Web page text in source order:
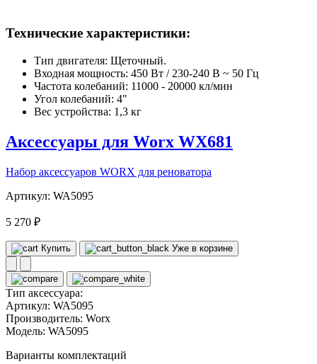
Технические характеристики:
Тип двигателя: Щеточный.
Входная мощность: 450 Вт / 230-240 В ~ 50 Гц
Частота колебаний: 11000 - 20000 кл/мин
Угол колебаний: 4"
Вес устройства: 1,3 кг
Аксессуары для Worx WX681
Набор аксессуаров WORX для реноватора
Артикул: WA5095
5 270 ₽
Купить Уже в корзине
Тип аксессуара:
Артикул: WA5095
Производитель: Worx
Модель: WA5095
Варианты комплектаций